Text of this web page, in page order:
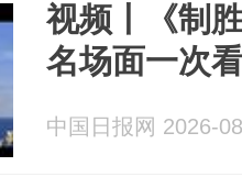
视频丨《制
名场面一次
中国日报网 2026-